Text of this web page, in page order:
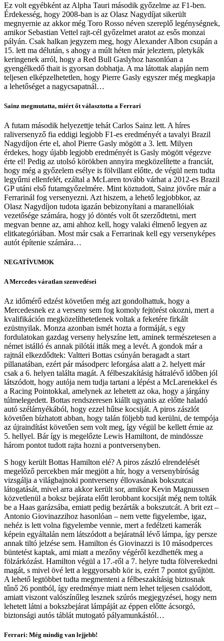
Ez volt egyébként az Alpha Tauri második győzelme az F1-ben.
Érdekesség, hogy 2008-ban is az Olasz Nagydíjat sikerült
megnyernie az akkor még Toro Rosso néven szereplő legénységnek,
amikor Sebastian Vettel rajt-cél győzelmet aratot az esős monzai
pályán. Csak halkan jegyzem meg, hogy Alexander Albon csupán a
15. lett ma délután, s ahogy a múlt héten már jeleztem, pletykák
keringenek arról, hogy a Red Bull Gaslyhoz hasonlóan a
gyengélkedő thait is gyorsan dobhatja. A ma látottak alapján nem
teljesen elképzelhetetlen, hogy Pierre Gasly egyszer még megkapja
a lehetőséget a nagycsapatnál…
Sainz megmutatta, miért őt választotta a Ferrari
A futam második helyezettje tehát Carlos Sainz lett. A híres
raliversenyző fia eddigi legjobb F1-es eredményét a tavalyi Brazil
Nagydíjon érte el, ahol Pierre Gasly mögött a 3. lett. Milyen
érdekes, hogy újabb legjobb eredményét is Gasly mögött végezve
érte el! Pedig az utolsó körökben annyira megközelítette a franciát,
hogy még a győzelem esélye is fölvillant előtte, de végül nem tudta
legyűrni ellenfelét, ezáltal a McLaren tovább várhat a 2012-es Brazil
GP utáni első futamgyőzelmére. Mint köztudott, Sainz jövőre már a
Ferrarinál fog versenyezni. Azt hiszem, a lehető legjobbkor, az
Olasz Nagydíjon tudota igazán bebizonyítani a maranellóiak
vezetősége számára, hogy jó döntés volt őt szerződtetni, mert
megvan benne az, ami ahhoz kell, hogy valaki élmenő legyen az
elitkategóriában. Most már csak a Ferrarinak kell egy versenyképes
autót építenie számára…
NEGATÍVUMOK
A Mercedes váratlan szenvedései
Az időmérő edzést követően még azt gondolhattuk, hogy a
Mercedesnek ez a verseny sem fog komoly fejtörést okozni, mert a
kvalifikáción megközelíthetetlenek voltak a feketére firkált
ezüstnyilak. Monza azonban ismét hozta a formáját, s egy
fordulatokan gazdag verseny helyszíne lett, aminek természetesen a
német istálló és annak pilótái itták meg a levét. A gondok már a
rajtnál elkezdődtek: Valtteri Bottas csúnyán beragadt a start
pillanatában, ezért pár másodperc leforgása alatt a 2. helyett már
csak a 6. helyen találta magát. A félbeszakításig hátralévő időben jól
látszódott, hogy autója nem tudja tartani a lépést a McLarenekkel és
a Racing Pointokkal, amelynek az lehetett az oka, hogy a járgány
túlmelegedett. Bottas rendszeresen kiállt ugyanis az előtte haladó
autó szélárnyékából, hogy ezzel hűtse kocsiját. A piros zászlót
követően bízhatott abban, hogy talán följebb tud kerülni, de tempója
az újraindítást követően sem volt meg, így végül be kellett érnie az
5. hellyel. Bár így is megelőzte Lewis Hamiltont, de mindössze
három pontot tudott rajta hozni a pontversenyben.
S hogy került Bottas Hamilton elé? A piros zászló elrendelését
megelőző percekben már megjött a hír, hogy a versenybíróság
vizsgálja a világbajnoki pontverseny éllovasának bokszutcai
látogatását, mivel arra akkor került sor, amikor Kevin Magnussen
közvetlenül a boksz bejárata előtt lerobbant kocsiját még nem tolták
be a Haas garázsába, emiatt pedig bezárták a bokszutcát. A brit ezt –
Antonio Giovinazzihoz hasonlóan – nem vette figyelembe, igaz,
nehéz is lett volna figyelembe vennie, mert a fedélzeti kamerák
képein egyáltalán nem látszódott a bejáratnál lévő lámpa, így persze
annak tiltó jelzése sem. Hamilton és Giovinazzi is 10 másodperces
büntetést kaptak, ami miatt a mezőny végéről kezdhették meg a
fölzárkózást. Hamilton végül a 17.-ről a 7. helyre tudta fölverekedni
magát, s mivel övé lett a leggyorsabb kör is, ezért 7 pontot gyűjtött.
A lehető legtöbbet tudta megmenteni a félbeszakításig biztosnak
tűnő 26 pontból, így eredménye miatt nem lehet teljesen csalódott,
amiatt viszont valószínűleg lesznek szúrós megjegyzései, hogy nem
lehetett látni a bokszbejárat lámpáját az éppen előtte ácsorgó,
biztonsági autós táblát mutogató pályamunkástól…
Ferrari: Még mindig van lejjebb!